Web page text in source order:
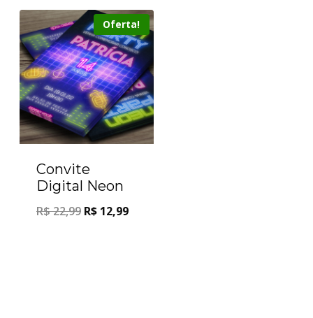
Oferta!
Convite
Digital Neon
R$22,99 R$ 12,99